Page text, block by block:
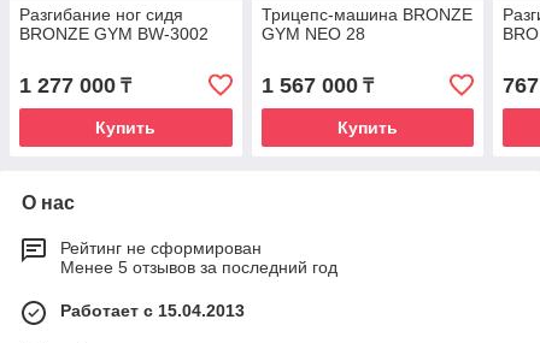
Разгибание ног сидя
BRONZE GYM BW-3002
1 277 000 ₸
Купить
Трицепс-машина BRONZE
GYM NEO 28
1 567 000₸
Купить
О нас
Рейтинг не сформирован
Менее 5 отзывов за последний год
Работает с 15.04.2013